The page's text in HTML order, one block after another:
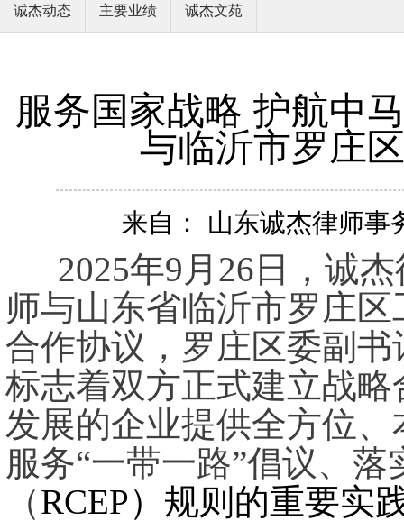
诚杰动态 主要业绩 诚杰文苑
服务国家战略 护航中
与临沂市罗庄
来自： 山东诚杰律师
2025年9月26日，诚
师与山东省临沂市罗庄
合作协议，罗庄区委副
标志着双方正式建立战
发展的企业提供全方位
服务“一带一路”倡议、
（RCEP）规则的重要实